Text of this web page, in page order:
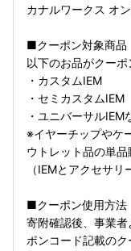
カナルワークス オ
■クーポン対象商品
以下のお品がクーポ
・カスタムIEM
・セミカスタムIEM
・ユニバーサルIEM
※イヤーチップやケ
ウトレット品の単品
（IEMとアクセサ
■クーポン使用方法
寄附確認後、事業
ポンコード記載の